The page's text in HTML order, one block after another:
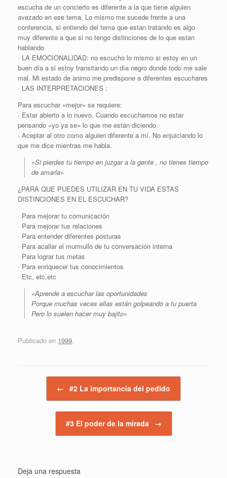
escucha de un concierto es diferente a la que tiene alguien
avezado en ese tema. Lo mismo me sucede frente a una
conferencia, si entiendo del tema que estan tratando es algo
muy diferente a que si no tengo distinciones de lo que estan
hablando
· LA EMOCIONALIDAD: no escucho lo mismo si estoy en un
buen día a si estoy transitando un día negro donde todo me sale
mal. Mi estado de animo me predispone a diferentes escuchares
· LAS INTERPRETACIONES :
Para escuchar «mejor» se requiere:
· Estar abierto a lo nuevo. Cuando escuchamos no estar
pensando «yo ya se» lo que me están diciendo.
· Aceptar al otro como alguien diferente a mí. No enjuiciando lo
que me dice mientras me habla.
«Si pierdes tu tiempo en juzgar a la gente , no tienes tiempo
de amarla»
¿PARA QUE PUEDES UTILIZAR EN TU VIDA ESTAS
DISTINCIONES EN EL ESCUCHAR?
· Para mejorar tu comunicación
· Para mejorar tus relaciones
· Para entender diferentes posturas
· Para acallar el murmullo de tu conversación interna
· Para lograr tus metas
· Para enriquecer tus conocimientos
· Etc, etc,etc
«Aprende a escuchar las oportunidades
Porque muchas veces ellas están golpeando a tu puerta
Pero lo suelen hacer muy bajito»
Publicado en 1999.
← #2 La importancia del pedido
#3 El poder de la mirada →
Deja una respuesta